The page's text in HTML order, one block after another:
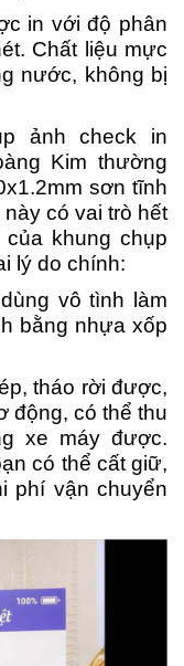
in với độ phân
Chất liệu mực
nước, không bị
ảnh check in
Kim thường
sơn tĩnh
có vai trò hết
khung chụp
lý do chính:
vô tình làm
bằng nhựa xốp
tháo rời được,
động, có thể thu
xe máy được.
có thể cất giữ,
phí vận chuyển